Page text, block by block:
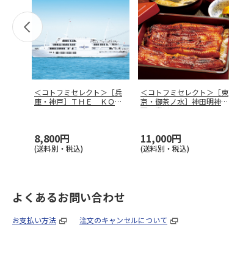
＜コトフミセレクト＞［兵
庫・神戸］ＴＨＥ ＫＯＢ
8,800円
(送料別・税込)
＜コトフミセレクト＞［東
京・御茶ノ水］神田明神
下 喜川 ラ
11,000円
(送料別・税込)
よくあるお問い合わせ
お支払い方法 注文のキャンセルについて